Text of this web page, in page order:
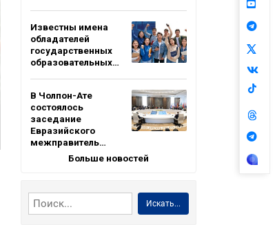
Известны имена
обладателей
государственных
образовательных…
В Чолпон-Ате
состоялось
заседание
Евразийского
межправитель…
Больше новостей
Искать...